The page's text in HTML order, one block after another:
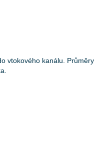
vtokového kanálu. Průměry